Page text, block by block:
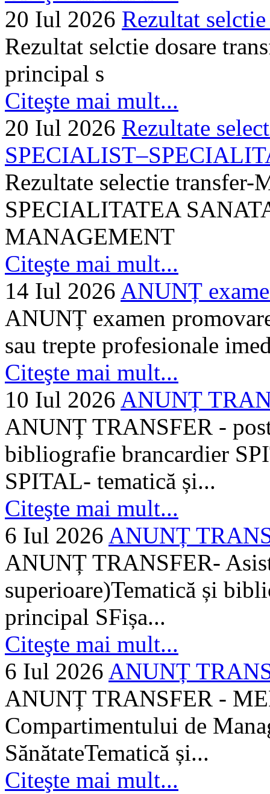
20 Iul 2026 Rezultat
Rezultat selctie dosare
principal s
Citeşte mai mult...
20 Iul 2026 Rezultate
Rezultate selectie
SPECIALITATEA
MANAGEMENT
Citeşte mai mult...
14 Iul 2026 ANUNȚ
ANUNȚ examen
sau trepte profesionale
Citeşte mai mult...
10 Iul 2026 ANUNȚ
ANUNȚ TRANSFER -
bibliografie brancardier
SPITAL- tematică și...
Citeşte mai mult...
6 Iul 2026 ANUNȚ
ANUNȚ TRANSFER-
superioare)Tematică și
principal SFișa...
Citeşte mai mult...
6 Iul 2026 ANUNȚ
ANUNȚ TRANSFER -
Compartimentului de
SănătateTematică și...
Citeşte mai mult...